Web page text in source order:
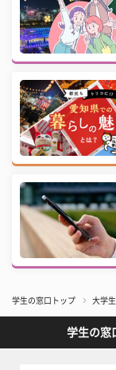
学生の窓口トップ 大学
学生の窓